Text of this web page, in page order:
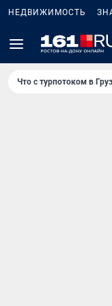
НЕДВИЖИМОСТЬ
Что с турпотоком в